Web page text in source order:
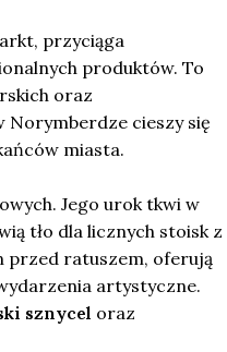
przyciąga
produktów. To
oraz
cieszy się
miasta.
Jego urok tkwi w
tło dla licznych stoisk z
przed ratuszem, oferują
artystyczne.
sznycel oraz